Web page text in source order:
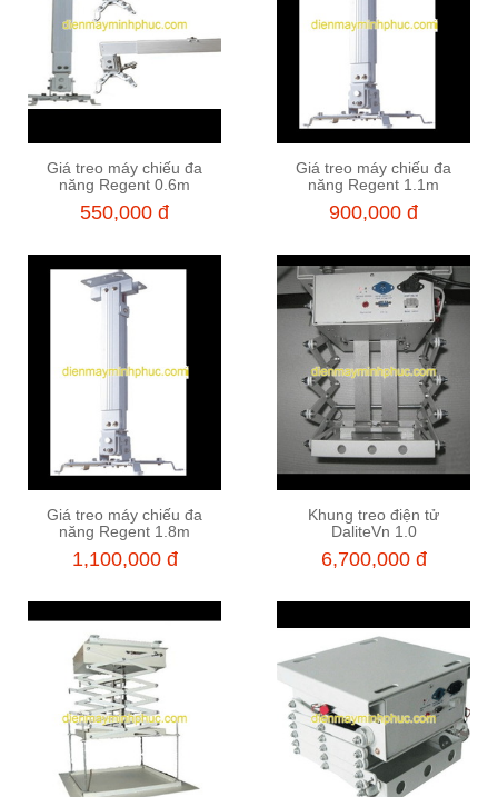
Thêm vào giỏ hàng
Giá treo máy chiếu đa
năng Regent 0.6m
550,000 đ
Thêm vào giỏ hàng
Giá treo máy chiếu đa
năng Regent 1.1m
900,000 đ
Thêm vào giỏ hàng
Giá treo máy chiếu đa
năng Regent 1.8m
1,100,000 đ
Thêm vào giỏ hàng
Khung treo điện tử
DaliteVn 1.0
6,700,000 đ